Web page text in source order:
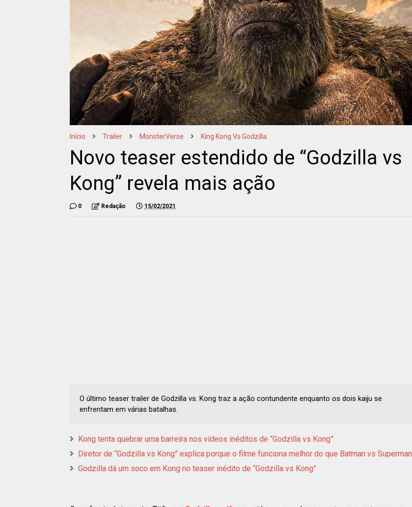
Início Trailer MonsterVerse King Kong Vs Godzilla
Novo teaser estendido de “Godzilla vs
Kong” revela mais ação
0 Redação 15/02/2021
O último teaser trailer de Godzilla vs. Kong traz a ação contundente enquanto os dois kaiju se
enfrentam em várias batalhas.
Kong tenta quebrar uma barreira nos vídeos inéditos de “Godzilla vs Kong”
Diretor de “Godzilla vs Kong” explica porque o filme funciona melhor do que Batman vs Superman
Godzilla dá um soco em Kong no teaser inédito de “Godzilla vs Kong”